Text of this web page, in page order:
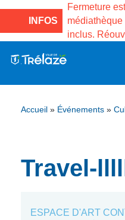
INFOS
la Maison des
de Gama du
Fermeture
inclus.
Projets
Accueil » Événements »
Travel-
ESPACE D'ART